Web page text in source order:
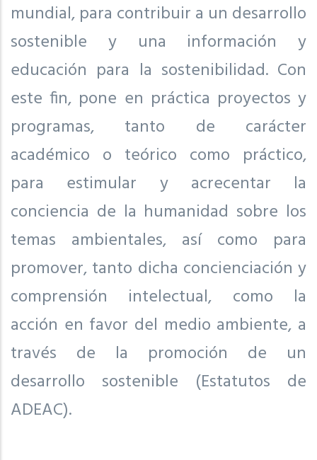
mundial, para contribuir a un desarrollo
sostenible y una información y
educación para la sostenibilidad. Con
este fin, pone en práctica proyectos y
programas, tanto de carácter
académico o teórico como práctico,
para estimular y acrecentar la
conciencia de la humanidad sobre los
temas ambientales, así como para
promover, tanto dicha concienciación y
comprensión intelectual, como la
acción en favor del medio ambiente, a
través de la promoción de un
desarrollo sostenible (Estatutos de
ADEAC).